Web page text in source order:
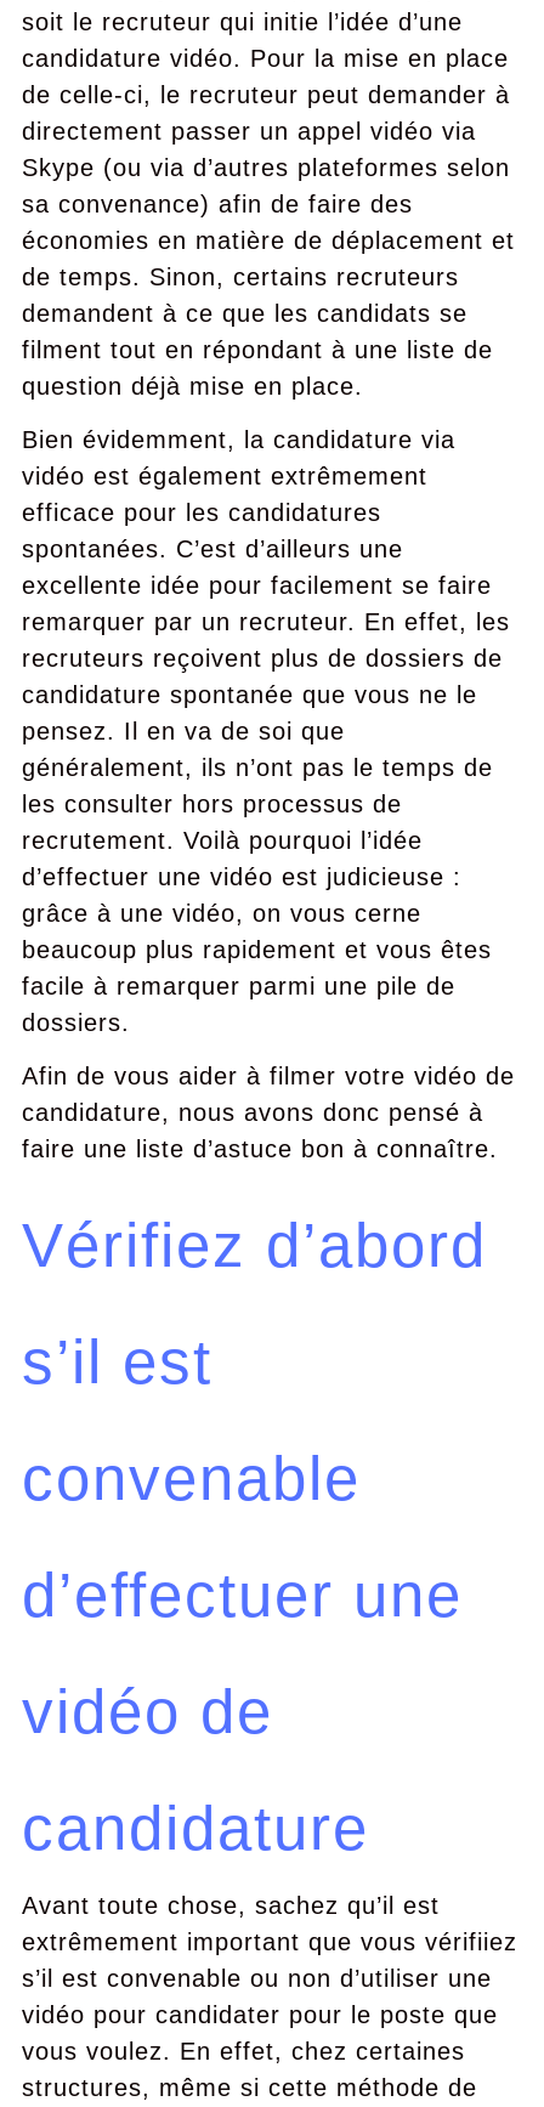
soit le recruteur qui initie l’idée d’une
candidature vidéo. Pour la mise en place
de celle-ci, le recruteur peut demander à
directement passer un appel vidéo via
Skype (ou via d’autres plateformes selon
sa convenance) afin de faire des
économies en matière de déplacement et
de temps. Sinon, certains recruteurs
demandent à ce que les candidats se
filment tout en répondant à une liste de
question déjà mise en place.
Bien évidemment, la candidature via
vidéo est également extrêmement
efficace pour les candidatures
spontanées. C’est d’ailleurs une
excellente idée pour facilement se faire
remarquer par un recruteur. En effet, les
recruteurs reçoivent plus de dossiers de
candidature spontanée que vous ne le
pensez. Il en va de soi que
généralement, ils n’ont pas le temps de
les consulter hors processus de
recrutement. Voilà pourquoi l’idée
d’effectuer une vidéo est judicieuse :
grâce à une vidéo, on vous cerne
beaucoup plus rapidement et vous êtes
facile à remarquer parmi une pile de
dossiers.
Afin de vous aider à filmer votre vidéo de
candidature, nous avons donc pensé à
faire une liste d’astuce bon à connaître.
Vérifiez d’abord
s’il est
convenable
d’effectuer une
vidéo de
candidature
Avant toute chose, sachez qu’il est
extrêmement important que vous vérifiiez
s’il est convenable ou non d’utiliser une
vidéo pour candidater pour le poste que
vous voulez. En effet, chez certaines
structures, même si cette méthode de